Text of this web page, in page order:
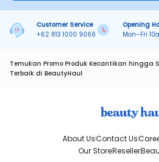
Customer Service
+62 813 1000 9066
Opening
Mon–Fri
Temukan Promo Produk Kecantikan hingga
Terbaik di BeautyHaul
About UsContact Us
Our StoreReseller